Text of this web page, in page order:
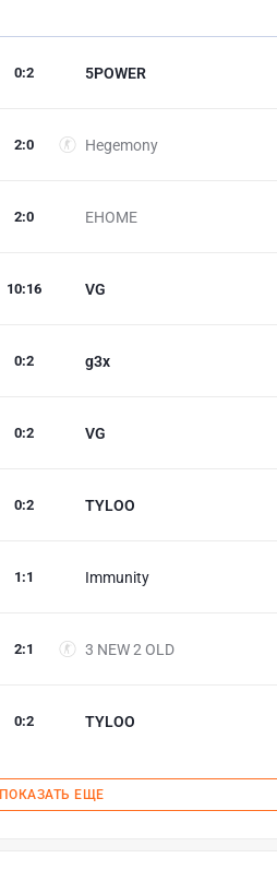
5POWER
0:2
Hegemony
2:0
EHOME
2:0
VG
10:16
g3x
0:2
VG
0:2
TYLOO
0:2
Immunity
1 :1
3 NEW 2 OLD
2:1
TYLOO
0:2
ПОКАЗАТЬ ЕЩЕ